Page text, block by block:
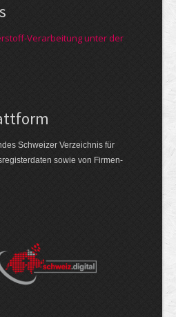
Verarbeitung unter der
Schweizer Verzeichnis für
sowie von Firmen­